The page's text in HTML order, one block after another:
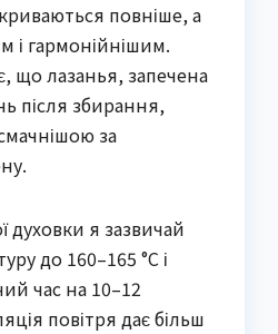
повніше, а
і гармонійнішим.
що лазанья, запечена
після збирання,
за
духовки я зазвичай
до 160–165 °C і
час на 10–12
повітря дає більш